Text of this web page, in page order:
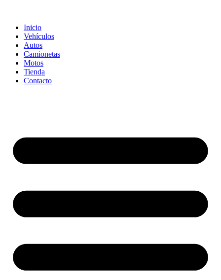
Inicio
Vehículos
Autos
Camionetas
Motos
Tienda
Contacto